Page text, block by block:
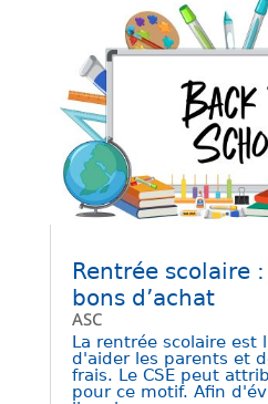
Rentrée scolaire
bons d’achat
ASC
La rentrée scolaire est
d'aider les parents et
frais. Le CSE peut
pour ce motif. Afin